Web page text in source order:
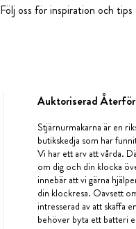
Följ oss för inspiration och
Auktoriserad
Stjärnurmakarna är en
butikskedja som har
Vi har ett arv att vårda.
om dig och din klocka
innebär att vi gärna
din klockresa. Oavsett
intresserad av att skaffa
behöver byta ett batteri